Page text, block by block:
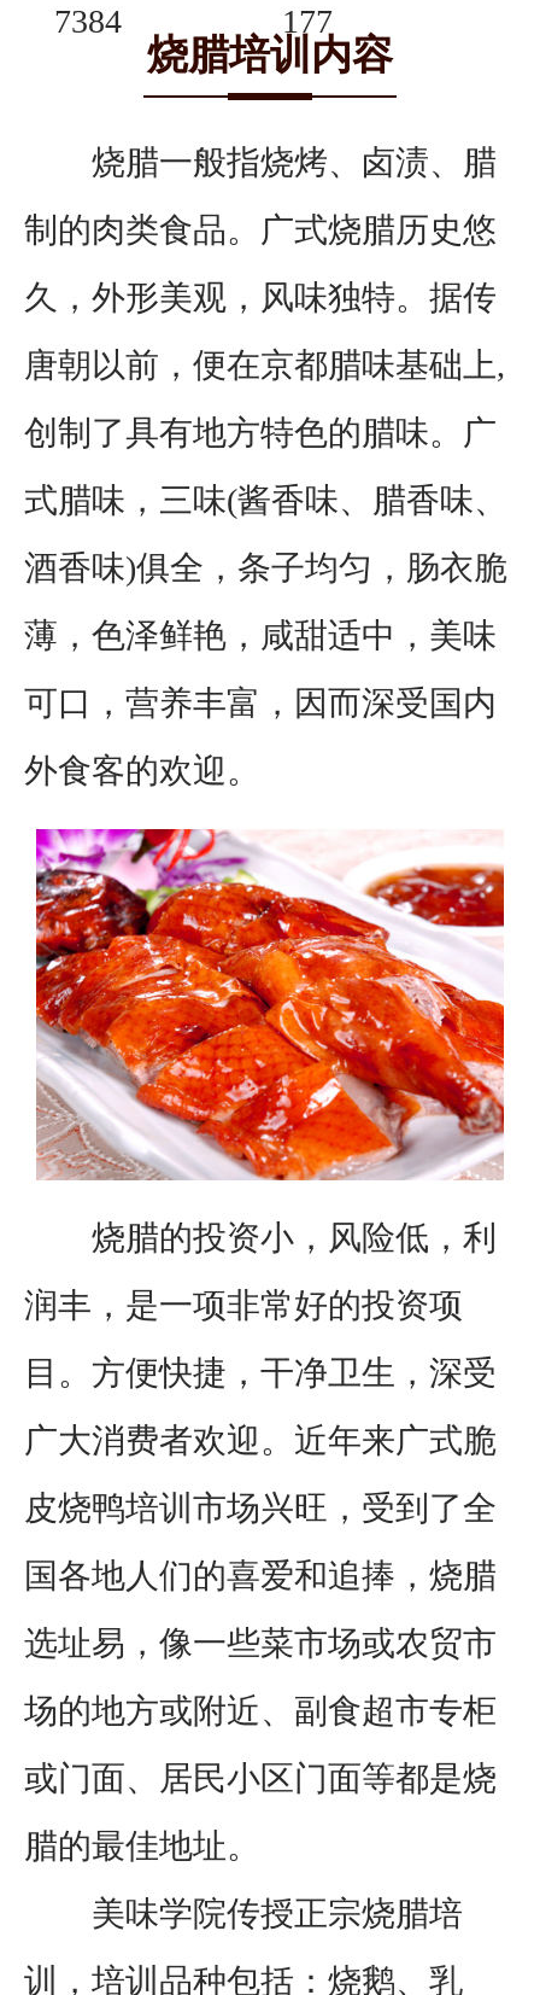
7384 177
烧腊培训内容
烧腊一般指烧烤、卤渍、腊
制的肉类食品。广式烧腊历史悠
久，外形美观，风味独特。据传
唐朝以前，便在京都腊味基础上,
创制了具有地方特色的腊味。广
式腊味，三味(酱香味、腊香味、
酒香味)俱全，条子均匀，肠衣脆
薄，色泽鲜艳，咸甜适中，美味
可口，营养丰富，因而深受国内
外食客的欢迎。
烧腊的投资小，风险低，利
润丰，是一项非常好的投资项
目。方便快捷，干净卫生，深受
广大消费者欢迎。近年来广式脆
皮烧鸭培训市场兴旺，受到了全
国各地人们的喜爱和追捧，烧腊
选址易，像一些菜市场或农贸市
场的地方或附近、副食超市专柜
或门面、居民小区门面等都是烧
腊的最佳地址。
美味学院传授正宗烧腊培
训，培训品种包括： 烧鹅、乳